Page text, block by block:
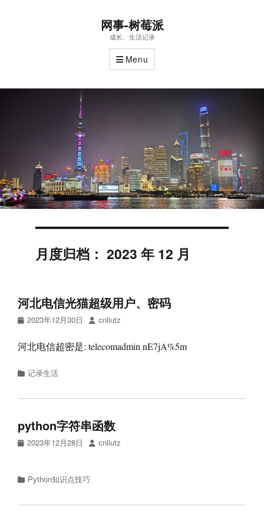
网事-树莓派
成长、生活记录
Menu
月度归档： 2023 年 12 月
河北电信光猫超级用户、密码
Posted
2023年12月30日 Authorcnliutz
河北电信超密是: telecomadmin nE7jA%5m
Categories
记录生活
python字符串函数
Posted
2023年12月28日 Authorcnliutz
Categories
Python知识点技巧